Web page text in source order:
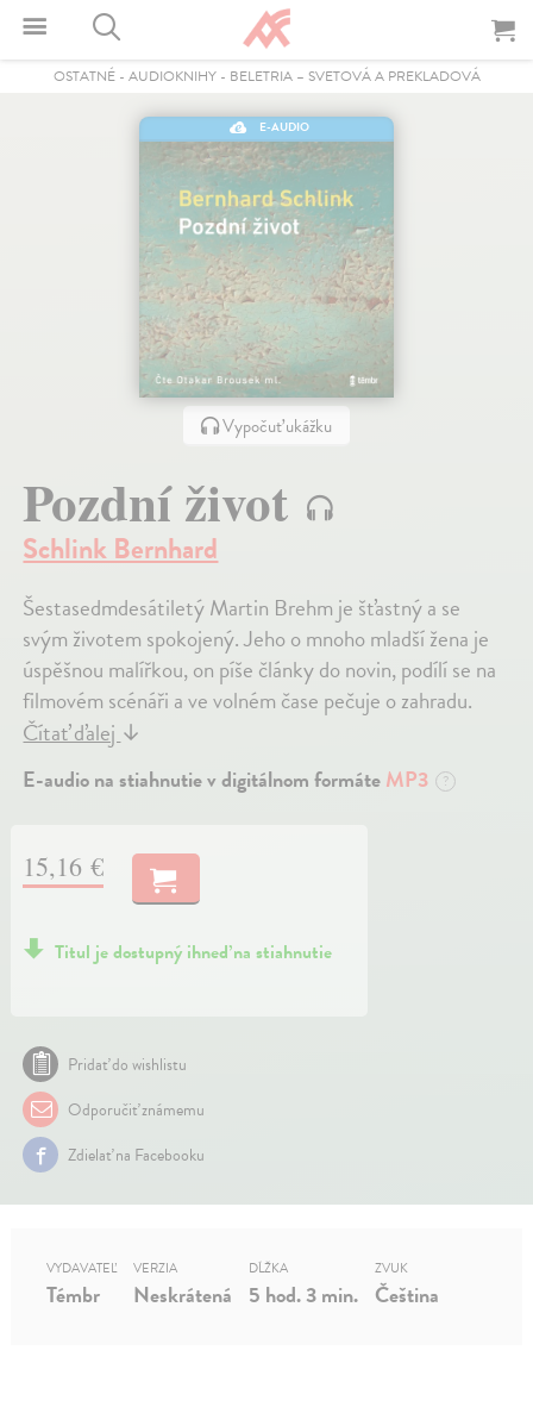
OSTATNÉ- AUDIOKNIHY- BELETRIA – SVETOVÁ A PREKLADOVÁ
E-AUDIO
Vypočuť ukážku
Pozdní život
Schlink Bernhard
Šestasedmdesátiletý Martin Brehm je šťastný a se
svým životem spokojený. Jeho o mnoho mladší žena je
úspěšnou malířkou, on píše články do novin, podílí se na
filmovém scénáři a ve volném čase pečuje o zahradu.
Čítať ďalej↓
E-audio na stiahnutie v digitálnom formáteMP3 ?
15,16 €
Titul je dostupný ihneď na stiahnutie
Pridať do wishlistu
Odporučiť známemu
Zdielať na Facebooku
VYDAVATEĽ
Témbr
VERZIA
Neskrátená
DĹŽKA
5 hod. 3 min.
ZVUK
Čeština